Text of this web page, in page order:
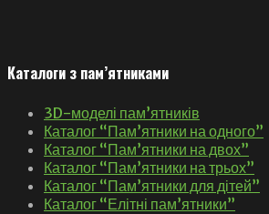
Каталоги з пам’ятниками
3D-моделі пам’ятників
Каталог “Пам’ятники на одного”
Каталог “Пам’ятники на двох”
Каталог “Пам’ятники на трьох”
Каталог “Пам’ятники для дітей”
Каталог “Елітні пам’ятники”